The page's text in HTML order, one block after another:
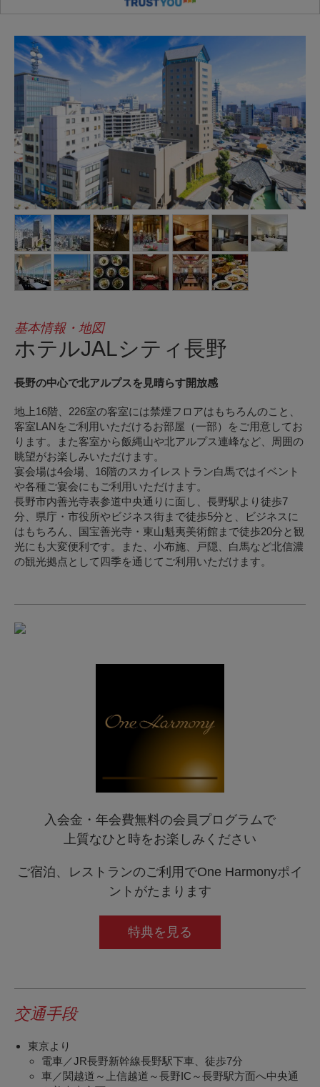
基本情報・地図
ホテルJALシティ長野
長野の中心で北アルプスを見晴らす開放感
地上16階、226室の客室には禁煙フロアはもちろんのこと、
客室LANをご利用いただけるお部屋（一部）をご用意してお
ります。また客室から飯縄山や北アルプス連峰など、周囲の
眺望がお楽しみいただけます。
宴会場は4会場、16階のスカイレストラン白馬ではイベント
や各種ご宴会にもご利用いただけます。
長野市内善光寺表参道中央通りに面し、長野駅より徒歩7
分、県庁・市役所やビジネス街まで徒歩5分と、ビジネスに
はもちろん、国宝善光寺・東山魁夷美術館まで徒歩20分と観
光にも大変便利です。また、小布施、戸隠、白馬など北信濃
の観光拠点として四季を通じてご利用いただけます。
入会金・年会費無料の会員プログラムで
上質なひと時をお楽しみください
ご宿泊、レストランのご利用でOne Harmonyポイ
ントがたまります
特典を見る
交通手段
東京より
電車／JR長野新幹線長野駅下車、徒歩7分
車／関越道～上信越道～長野IC～長野駅方面へ中央通